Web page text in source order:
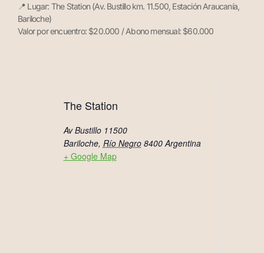
📍 Lugar: The Station (Av. Bustillo km. 11.500, Estación Araucanía,
Bariloche)
Valor por encuentro: $20.000 / Abono mensual: $60.000
The Station
Av Bustillo 11500
Bariloche, Río Negro 8400 Argentina
+ Google Map